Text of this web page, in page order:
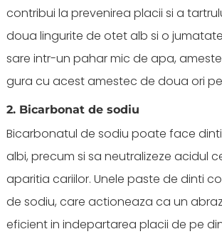
contribui la prevenirea placii si a
doua lingurite de otet alb si o
sare intr-un pahar mic de apa,
gura cu acest amestec de doua ori pe
2. Bicarbonat de sodiu
Bicarbonatul de sodiu poate face
albi, precum si sa neutralizeze acidul
aparitia cariilor. Unele paste de dinti
de sodiu, care actioneaza ca un
eficient in indepartarea placii de pe